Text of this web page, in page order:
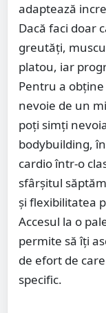
adaptează
Dacă faci doar
greutăți,
platou, iar
Pentru a
nevoie de un
poți simți
bodybuilding,
cardio într-o
sfârșitul
și flexibilitatea
Accesul la o
permite să îți
de efort de
specific.